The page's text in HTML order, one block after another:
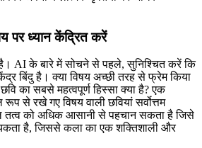
पर ध्यान केंद्रित करें
AI के बारे में सोचने से पहले, सुनिश्चित करें कि
बिंदु है। क्या विषय अच्छी तरह से फ्रेम किया
का सबसे महत्वपूर्ण हिस्सा क्या है? एक
रूप से रखे गए विषय वाली छवियां सर्वोत्तम
तत्व को अधिक आसानी से पहचान सकता है जिसे
है, जिससे कला का एक शक्तिशाली और